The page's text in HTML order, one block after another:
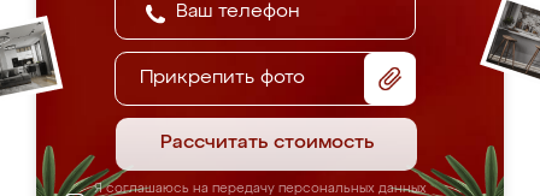
Прикрепить фото
Рассчитать стоимость
Я соглашаюсь на передачу персональных данных